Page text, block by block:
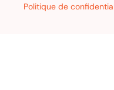
Politique de